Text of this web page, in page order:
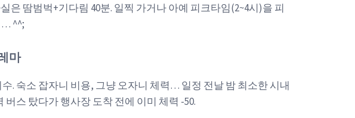
은 땀범벅+기다림 40분. 일찍 가거나 아예 피크타임(2~4시)을 피
… ^^;
마
. 숙소 잡자니 비용, 그냥 오자니 체력… 일정 전날 밤 최소한 시내
버스 탔다가 행사장 도착 전에 이미 체력 -50.